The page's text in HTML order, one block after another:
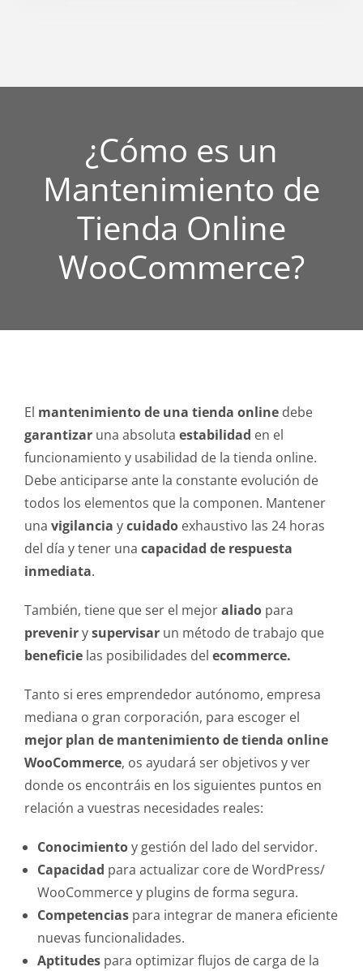
¿Cómo es un
Mantenimiento de
Tienda Online
WooCommerce?
El mantenimiento de una tienda onlinedebe
garantizaruna absoluta estabilidad en el
funcionamiento y usabilidad de la tienda online.
Debe anticiparse ante la constante evolución de
todos los elementos que la componen. Mantener
una vigilancia ycuidado exhaustivo las 24 horas
del día y tener una capacidad de respuesta
inmediata.
También, tiene que ser el mejoraliadopara
prevenirysupervisarun método de trabajo que
beneficielas posibilidades del ecommerce.
Tanto si eres emprendedor autónomo, empresa
mediana o gran corporación, para escoger el
mejor plan de mantenimiento de tienda online
WooCommerce, os ayudará ser objetivos y ver
donde os encontráis en los siguientes puntos en
relación a vuestras necesidades reales:
Conocimientoy gestión del lado del servidor.
Capacidad para actualizar core de WordPress/
WooCommerce y plugins de forma segura.
Competenciaspara integrar de manera eficiente
nuevas funcionalidades.
Aptitudespara optimizar flujos de carga de la